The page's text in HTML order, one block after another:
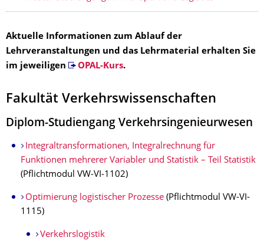
Aktuelle Informationen zum Ablauf der
Lehrveranstaltungen und das Lehrmaterial erhalten Sie
im jeweiligen
OPAL-Kurs.
Fakultät Verkehrswissenschaften
Diplom-Studiengang Ver­kehrs­inge­nieur­wesen
Integraltransformationen, Integralrechnung für
Funktionen mehrerer Variabler und Statistik – Teil Statistik
(Pflichtmodul VW‑VI‑1102)
Optimierung logistischer Prozesse(Pflichtmodul VW-VI-
1115)
Verkehrslogistik